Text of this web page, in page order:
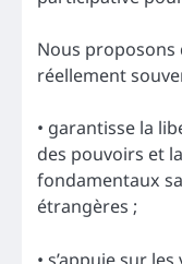
Nous
réellement
• garantisse la
des pouvoirs et
fondamentaux
étrangères ;
• s’appuie sur